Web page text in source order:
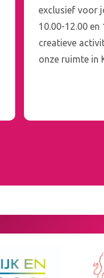
exclusief voor
10.00-12.00
creatieve
onze ruimte in